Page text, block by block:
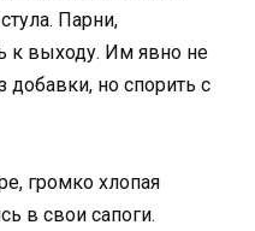
Парни,
к выходу. Им явно не
добавки, но спорить с
громко хлопая
в свои сапоги.